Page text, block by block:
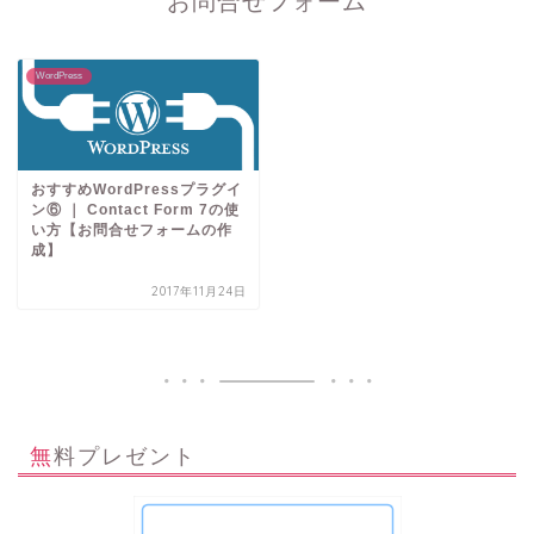
WordPress
おすすめWordPressプラグイ
ン⑥ ｜ Contact Form 7の使
い方【お問合せフォームの作
成】
2017年11月24日
無料プレゼント